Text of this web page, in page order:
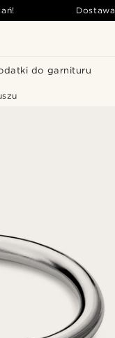
do garnituru
Dostawa